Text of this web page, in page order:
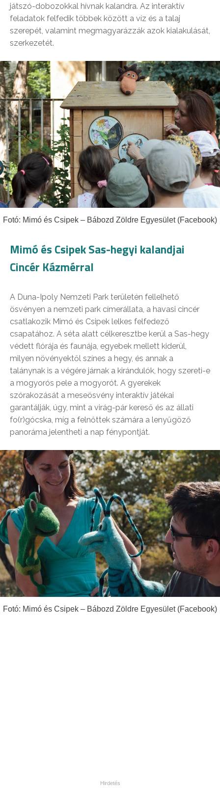
játszó-dobozokkal hívnak kalandra. Az interaktív
feladatok felfedik többek között a víz és a talaj
szerepét, valamint megmagyarázzák azok kialakulását,
szerkezetét.
Fotó: Mimó és Csipek – Bábozd Zöldre Egyesület (Facebook)
Mimó és Csipek Sas-hegyi kalandjai
Cincér Kázmérral
A Duna-Ipoly Nemzeti Park területén fellelhető
ösvényen a nemzeti park címerállata, a havasi cincér
csatlakozik Mimó és Csipek lelkes felfedező
csapatához. A séta alatt célkeresztbe kerül a Sas-hegy
védett flórája és faunája, egyebek mellett kiderül,
milyen növényektől színes a hegy, és annak a
talánynak is a végére járnak a kirándulók, hogy szereti-e
a mogyorós pele a mogyorót. A gyerekek
szórakozását a meseösvény interaktív játékai
garantálják, úgy, mint a virág-pár kereső és az állati
fo(r)gócska, míg a felnőttek számára a lenyűgöző
panoráma jelentheti a nap fénypontját.
Fotó: Mimó és Csipek – Bábozd Zöldre Egyesület (Facebook)